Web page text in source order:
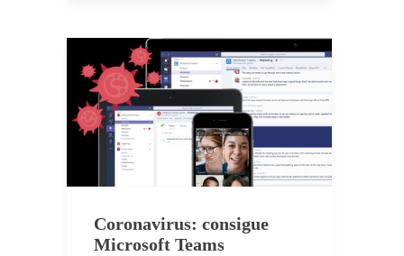
Coronavirus: consigue
Microsoft Teams